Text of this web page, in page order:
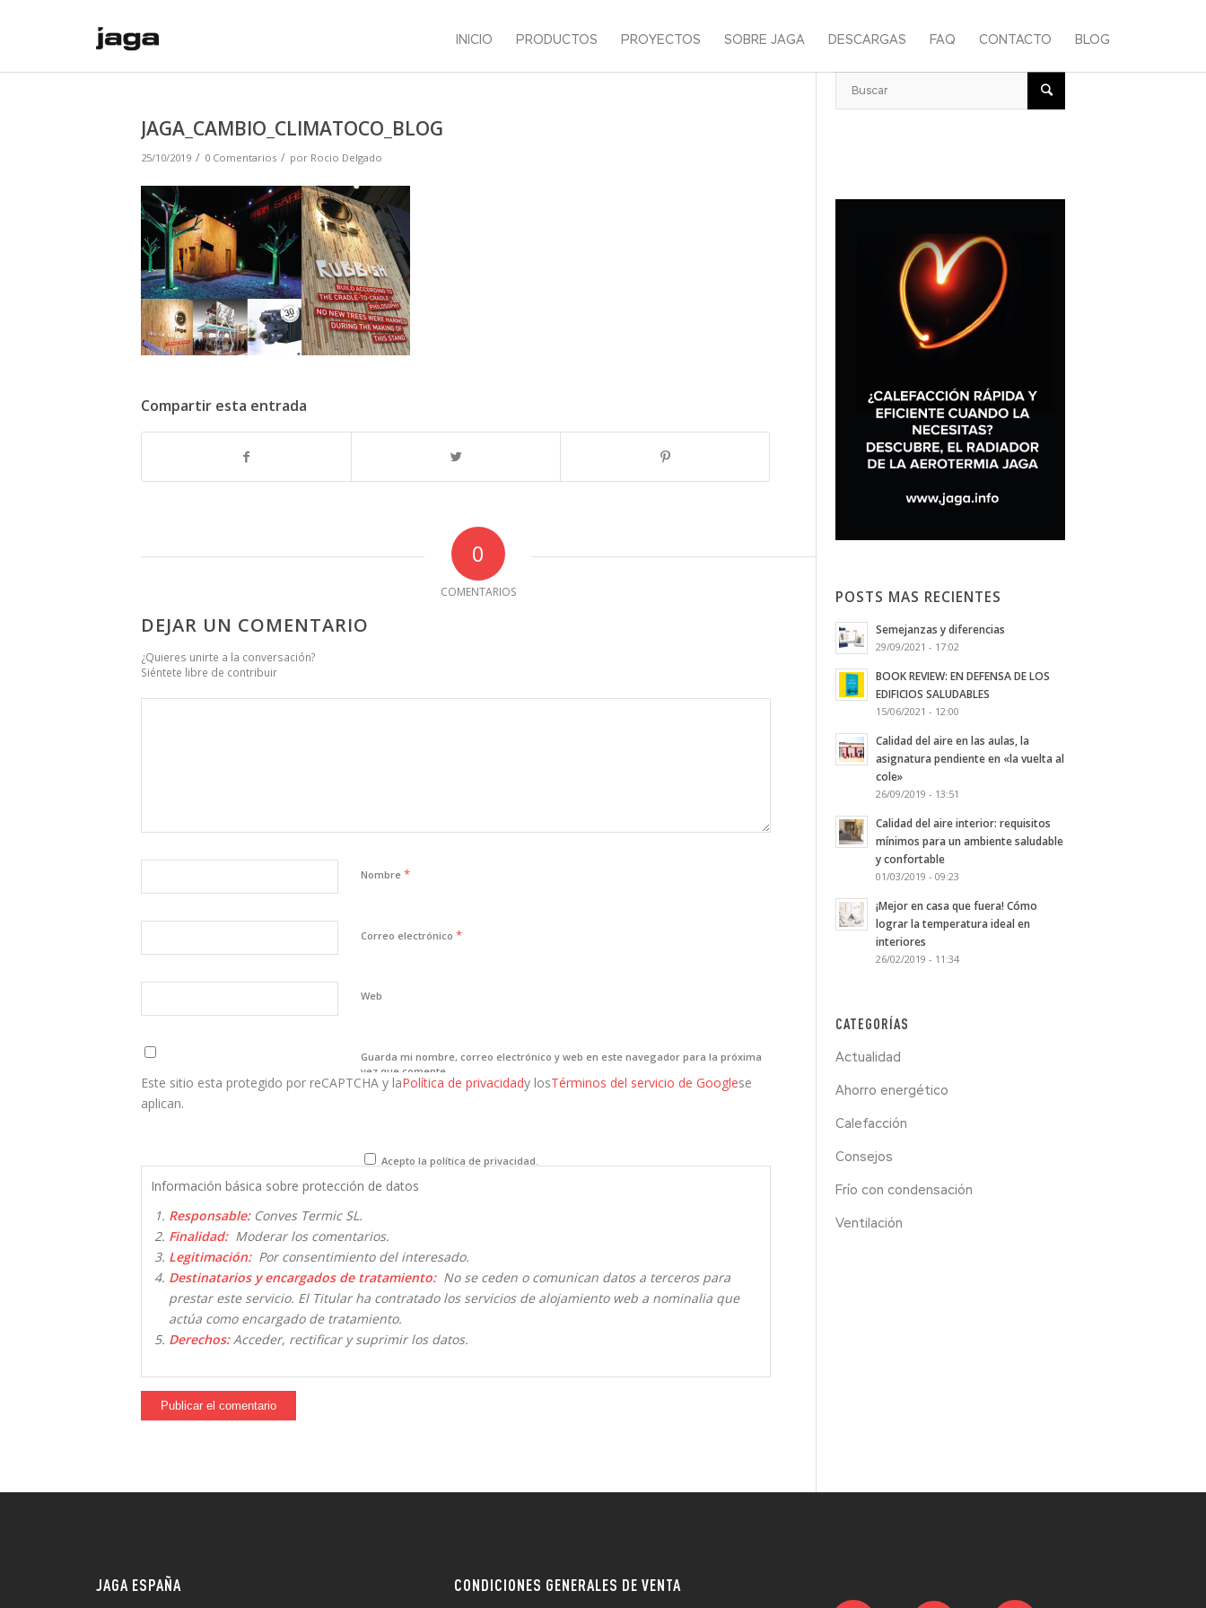
INICIO PRODUCTOS PROYECTOS SOBRE JAGA DESCARGAS FAQ CONTACTO BLOG
JAGA_CAMBIO_CLIMATOCO_BLOG
25/10/2019 / 0 Comentarios / por Rocio Delgado
Compartir esta entrada
0
COMENTARIOS
DEJAR UN COMENTARIO
¿Quieres unirte a la conversación?
Siéntete libre de contribuir
Nombre *
Correo electrónico *
Web
Guarda mi nombre, correo electrónico y web en este navegador para la próxima
vez que comente.
Este sitio esta protegido por reCAPTCHA y laPolítica de privacidady losTérminos del servicio de Googlese
aplican.
Acepto la política de privacidad.
Información básica sobre protección de datos
Responsable:Conves Termic SL.
Finalidad:Moderar los comentarios.
Legitimación:Por consentimiento del interesado.
Destinatarios y encargados de tratamiento:No se ceden o comunican datos a terceros para
prestar este servicio. El Titular ha contratado los servicios de alojamiento web a nominalia que
actúa como encargado de tratamiento.
Derechos:Acceder, rectificar y suprimir los datos.
POSTS MAS RECIENTES
Semejanzas y diferencias
29/09/2021 - 17:02
BOOK REVIEW: EN DEFENSA DE LOS
EDIFICIOS SALUDABLES
15/06/2021 - 12:00
Calidad del aire en las aulas, la
asignatura pendiente en «la vuelta al
cole»
26/09/2019 - 13:51
Calidad del aire interior: requisitos
mínimos para un ambiente saludable
y confortable
01/03/2019 - 09:23
¡Mejor en casa que fuera! Cómo
lograr la temperatura ideal en
interiores
26/02/2019 - 11:34
CATEGORÍAS
Actualidad
Ahorro energético
Calefacción
Consejos
Frío con condensación
Ventilación
JAGA ESPAÑA CONDICIONES GENERALES DE VENTA